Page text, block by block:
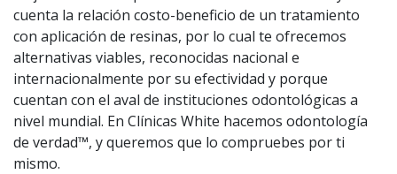
cuenta la relación costo-beneficio de un tratamiento
con aplicación de resinas, por lo cual te ofrecemos
alternativas viables, reconocidas nacional e
internacionalmente por su efectividad y porque
cuentan con el aval de instituciones odontológicas a
nivel mundial. En Clínicas White hacemos odontología
de verdad™, y queremos que lo compruebes por ti
mismo.